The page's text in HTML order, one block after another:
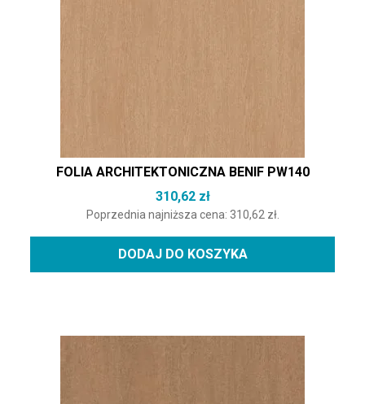
FOLIA ARCHITEKTONICZNA BENIF PW140
310,62 zł
Poprzednia najniższa cena: 310,62 zł.
DODAJ DO KOSZYKA